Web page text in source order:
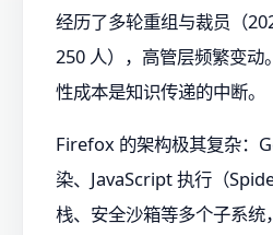
经历了多轮重组与裁员（
250 人），高管层频繁变动
性成本是知识传递的中断。
Firefox 的架构极其复杂：
染、JavaScript 执行（
栈、安全沙箱等多个子系